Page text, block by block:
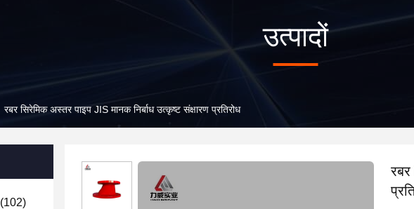
उत्पादों
रबर सिरेमिक अस्तर पाइप JIS मानक निर्बाध उत्कृष्ट संक्षारण प्रतिरोध
(102)
रबर